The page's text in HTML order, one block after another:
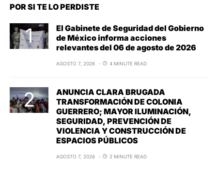
POR SI TE LO PERDISTE
El Gabinete de Seguridad del Gobierno
de México informa acciones
relevantes del 06 de agosto de 2026
AGOSTO 7, 2026 4 MINUTE READ
ANUNCIA CLARA BRUGADA
TRANSFORMACIÓN DE COLONIA
GUERRERO; MAYOR ILUMINACIÓN,
SEGURIDAD, PREVENCIÓN DE
VIOLENCIA Y CONSTRUCCIÓN DE
ESPACIOS PÚBLICOS
AGOSTO 7, 2026 2 MINUTE READ